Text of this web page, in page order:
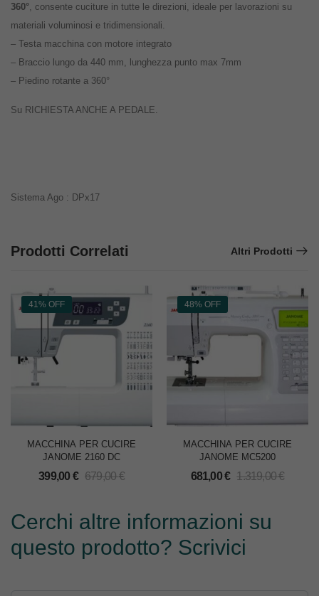
360° , consente cuciture in tutte le direzioni, ideale per lavorazioni su
materiali voluminosi e tridimensionali.
– Testa macchina con motore integrato
– Braccio lungo da 440 mm, lunghezza punto max 7mm
– Piedino rotante a 360°
Su RICHIESTA ANCHE A PEDALE.
Sistema Ago : DPx17
Prodotti Correlati Altri Prodotti
41% OFF
MACCHINA PER CUCIRE
JANOME 2160 DC
399,00 € 679,00€
48% OFF
MACCHINA PER CUCIRE
JANOME MC5200
681,00€ 1.319,00€
Cerchi altre informazioni su
questo prodotto? Scrivici